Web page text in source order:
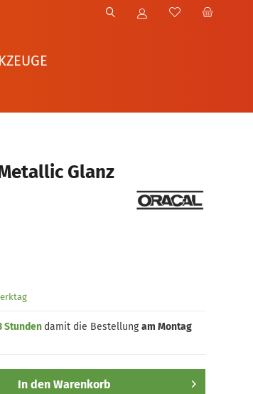
Glanz
Stunden damit die Bestellungam Montag
In den Warenkorb